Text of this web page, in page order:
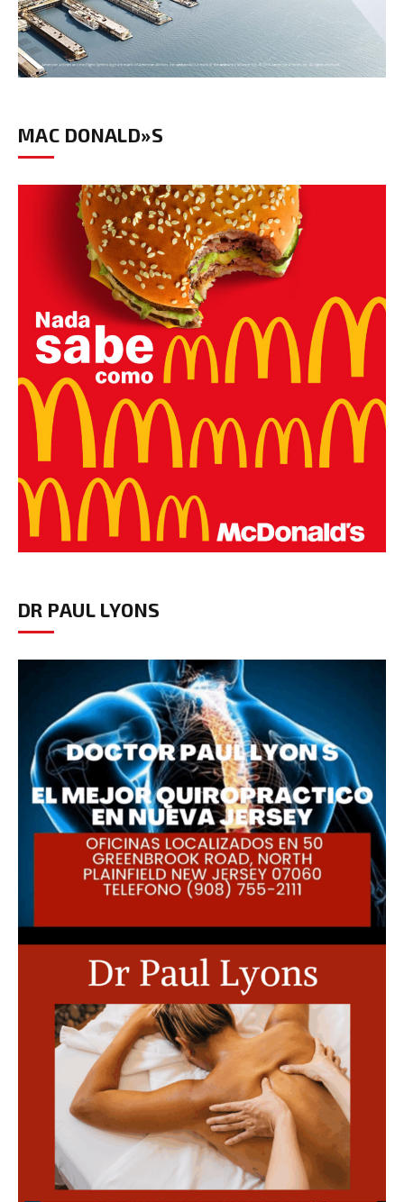
MAC DONALD»S
DR PAUL LYONS